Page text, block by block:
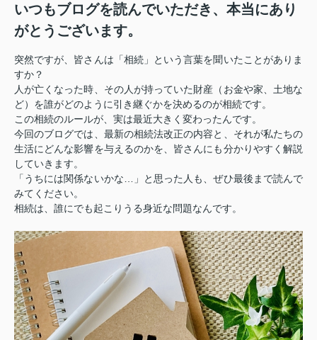
いつもブログを読んでいただき、本当にあり
がとうございます。
突然ですが、皆さんは「相続」という言葉を聞いたことがありま
すか？
人が亡くなった時、その人が持っていた財産（お金や家、土地な
ど）を誰がどのように引き継ぐかを決めるのが相続です。
この相続のルールが、実は最近大きく変わったんです。
今回のブログでは、最新の相続法改正の内容と、それが私たちの
生活にどんな影響を与えるのかを、皆さんにも分かりやすく解説
していきます。
「うちには関係ないかな…」と思った人も、ぜひ最後まで読んで
みてください。
相続は、誰にでも起こりうる身近な問題なんです。